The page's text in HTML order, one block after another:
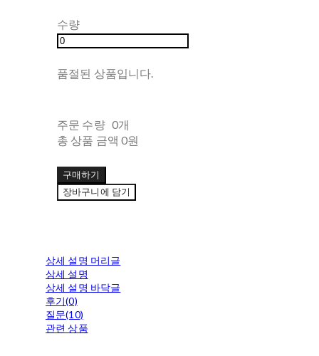
수량
품절된 상품입니다.
주문 수량 0개
총 상품 금액 0원
구매하기
장바구니에 담기
상세 설명 머리글
상세 설명
상세 설명 바닥글
후기(0)
질문(10)
관련 상품